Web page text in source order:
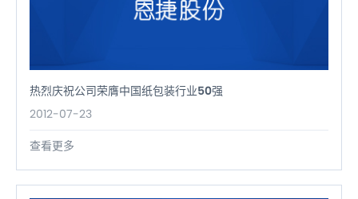
热烈庆祝公司荣膺中国纸包装行业50强
2012-07-23
查看更多